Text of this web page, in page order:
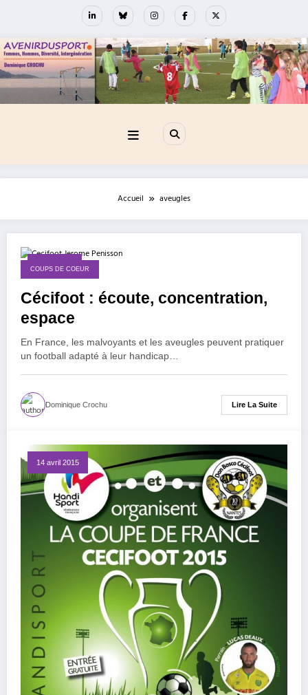
Accueil aveugles
1 mai 2017
COUPS DE COEUR
Cécifoot : écoute, concentration,
espace
En France, les malvoyants et les aveugles peuvent pratiquer
un football adapté à leur handicap…
Dominique Crochu Lire La Suite
14 avril 2015